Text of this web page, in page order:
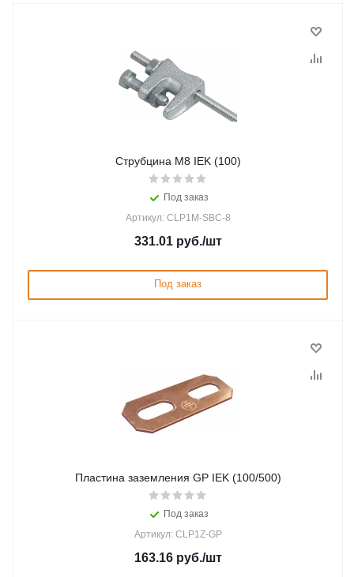
Струбцина М8 IEK (100)
Под заказ
Артикул: CLP1M-SBC-8
331.01руб./шт
Под заказ
Пластина заземления GP IEK (100/500)
Под заказ
Артикул: CLP1Z-GP
163.16руб./шт